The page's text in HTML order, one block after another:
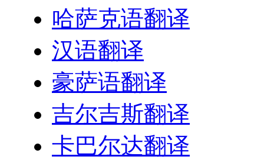
哈萨克语翻译
汉语翻译
豪萨语翻译
吉尔吉斯翻译
卡巴尔达翻译